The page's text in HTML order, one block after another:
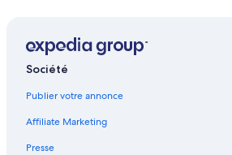
Société
Publier votre annonce
Affiliate Marketing
Presse